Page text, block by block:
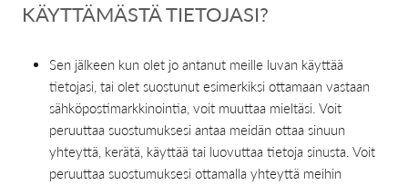
KÄYTTÄMÄSTÄ TIETOJASI?
Sen jälkeen kun olet jo antanut meille luvan käyttää
tietojasi, tai olet suostunut esimerkiksi ottamaan vastaan
sähköpostimarkkinointia, voit muuttaa mieltäsi. Voit
peruuttaa suostumuksesi antaa meidän ottaa sinuun
yhteyttä, kerätä, käyttää tai luovuttaa tietoja sinusta. Voit
peruuttaa suostumuksesi ottamalla yhteyttä meihin